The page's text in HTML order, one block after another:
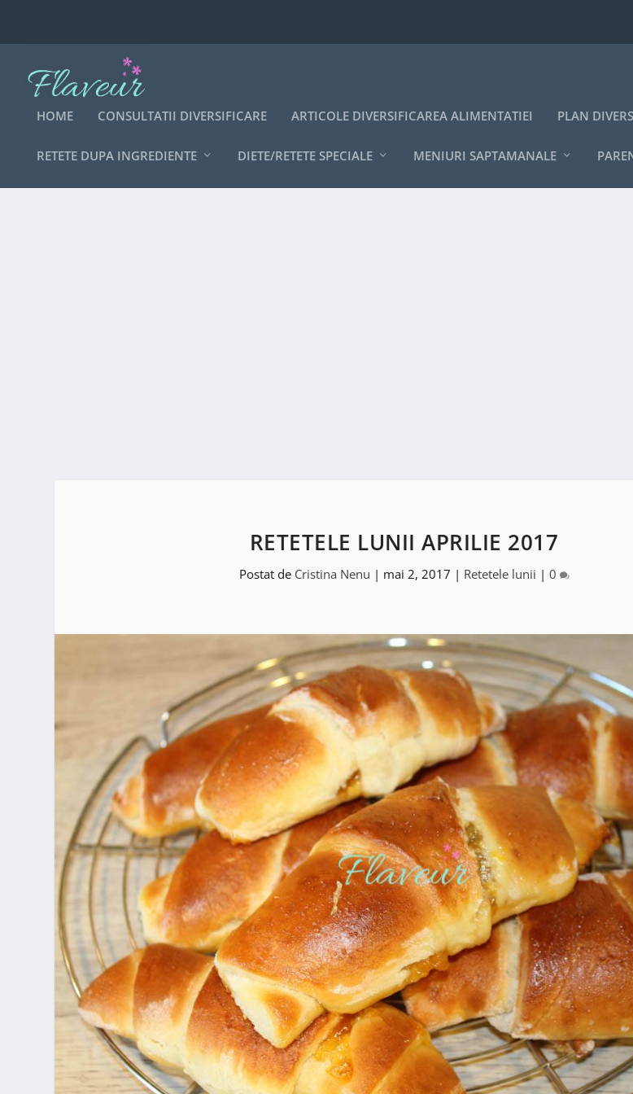
HOME CONSULTATII DIVERSIFICARE ARTICOLE DIVERSIFICAREA ALIMENTATIEI PLAN
RETETE DUPA INGREDIENTE DIETE/RETETE SPECIALE MENIURI SAPTAMANALE
RETETELE LUNII APRILIE 2017
Postat de Cristina Nenu | mai 2, 2017 | Retetele lunii | 0